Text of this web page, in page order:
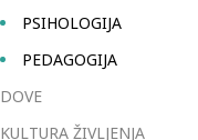
PSIHOLOGIJA
PEDAGOGIJA
DOVE
KULTURA ŽIVLJENJA